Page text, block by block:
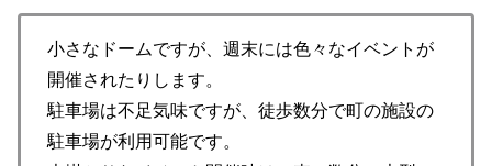
小さなドームですが、週末には色々なイベントが
開催されたりします。
駐車場は不足気味ですが、徒歩数分で町の施設の
駐車場が利用可能です。